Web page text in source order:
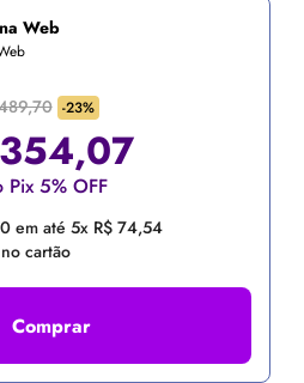
Web
-23%
354,07
Pix 5% OFF
em até 5x R$ 74,54
no cartão
Comprar